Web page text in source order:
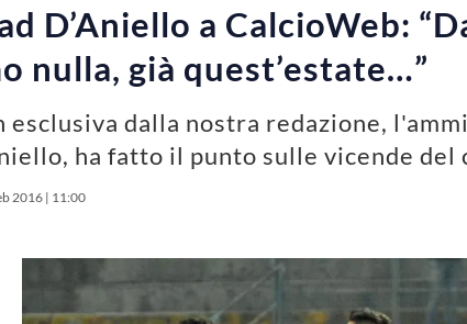
D’Aniello a CalcioWeb:
nulla, già quest’estate…”
dalla nostra redazione,
ha fatto il punto sulle vicende del
2016 | 11:00